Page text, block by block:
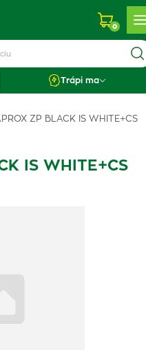
0
Trápi ma
ZP BLACK IS WHITE+CS
IS WHITE+CS